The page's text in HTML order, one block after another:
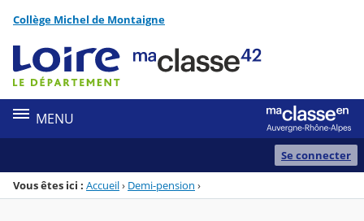
Menu de la rubrique
Contenu
Collège Michel de Montaigne
MENU
Se connecter
Vous êtes ici : Accueil› Demi-pension ›